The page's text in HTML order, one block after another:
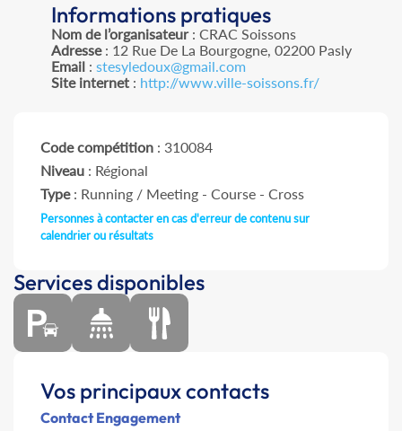
Informations pratiques
Nom de l’organisateur: CRAC Soissons
Adresse: 12 Rue De La Bourgogne, 02200 Pasly
Email: stesyledoux@gmail.com
Site internet: http://www.ville-soissons.fr/
Code compétition : 310084
Niveau : Régional
Type: Running / Meeting - Course - Cross
Personnes à contacter en cas d'erreur de contenu sur
calendrier ou résultats
Services disponibles
Vos principaux contacts
Contact Engagement